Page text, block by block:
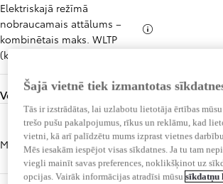
Elektriskajā režīmā
nobraucamais attālums –
kombinētais maks. WLTP
(km)
Veiktspēja
Maksimālais ātrums (km/h)
Šajā vietnē tiek izmantotas
Tās ir izstrādātas, lai uzlabotu lietotāja ērtības
trešo pušu pakalpojumus, rīkus un reklāmu, kad
vietni, kā arī palīdzētu mums izprast vietnes
Mēs iesakām iespējot visas sīkdatnes. Ja tu tam
viegli mainīt savas preferences, noklikšķinot uz
opcijas. Vairāk informācijas atradīsi mūsusīkdatņu